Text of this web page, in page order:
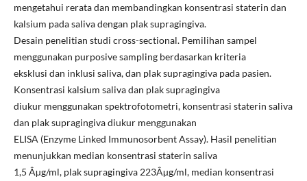
mengetahui rerata dan membandingkan konsentrasi staterin dan
kalsium pada saliva dengan plak supragingiva.
Desain penelitian studi cross-sectional. Pemilihan sampel
menggunakan purposive sampling berdasarkan kriteria
eksklusi dan inklusi saliva, dan plak supragingiva pada pasien.
Konsentrasi kalsium saliva dan plak supragingiva
diukur menggunakan spektrofotometri, konsentrasi staterin saliva
dan plak supragingiva diukur menggunakan
ELISA (Enzyme Linked Immunosorbent Assay). Hasil penelitian
menunjukkan median konsentrasi staterin saliva
1,5 Âµg/ml, plak supragingiva 223Âµg/ml, median konsentrasi